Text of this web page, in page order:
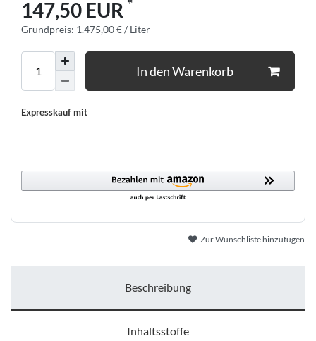
147,50 EUR *
Grundpreis: 1.475,00 € / Liter
In den Warenkorb
Expresskauf mit
Zur Wunschliste hinzufügen
Beschreibung
Inhaltsstoffe